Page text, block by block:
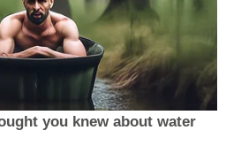
you knew about water